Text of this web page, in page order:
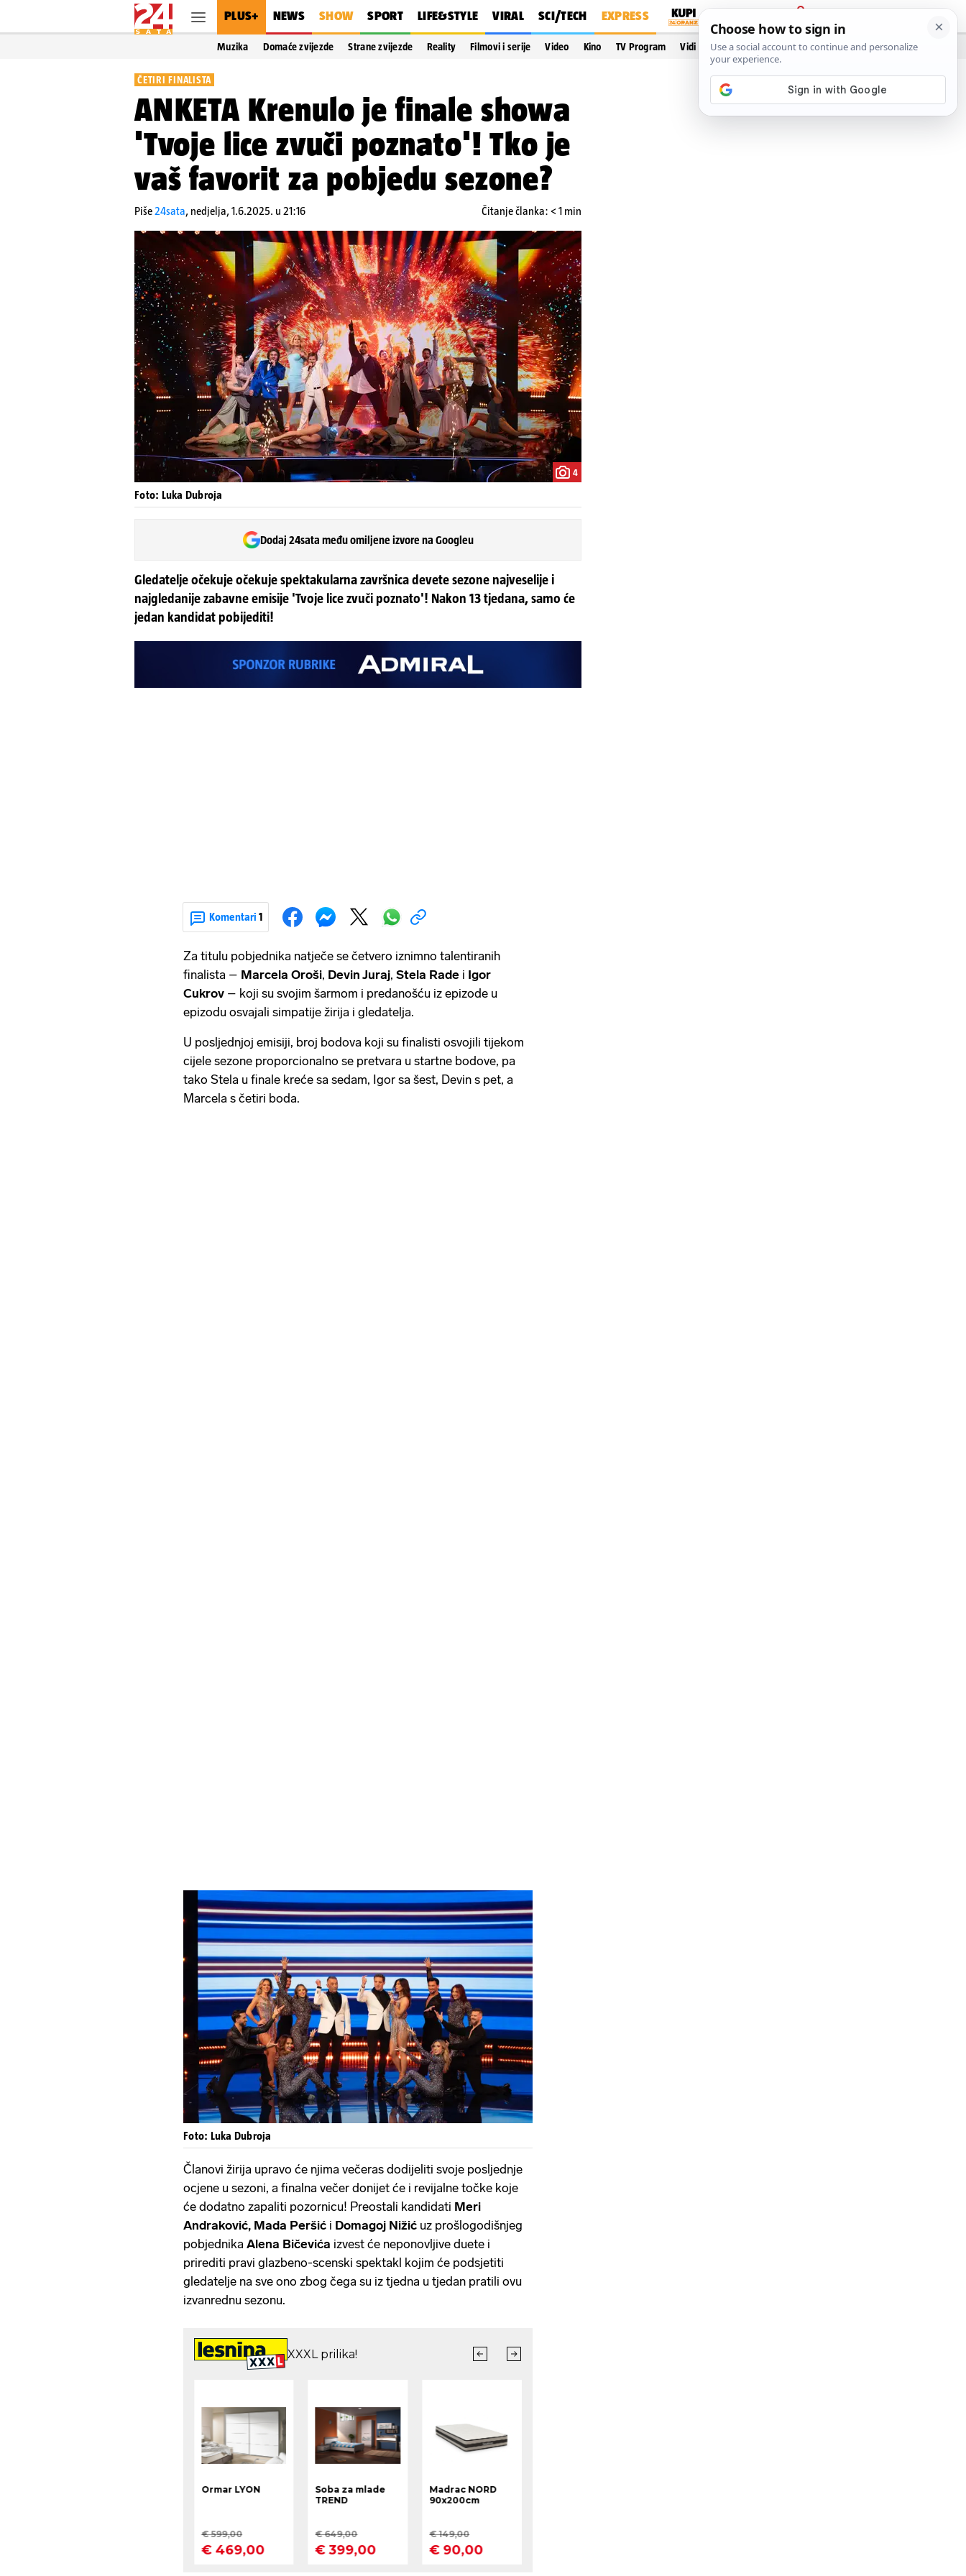
PLUS+ NEWS SHOW SPORT LIFE&STYLE VIRAL SCI/TECH EXPRESS
PRIJAVA
Muzika Domaće zvijezde Strane zvijezde Reality Filmovi i serije Video Kino TV Program Vidi još…
ČETIRI FINALISTA
ANKETA Krenulo je finale showa
'Tvoje lice zvuči poznato'! Tko je
vaš favorit za pobjedu sezone?
Piše24sata, nedjelja, 1.6.2025. u 21:16 Čitanje članka: < 1 min
4
Foto: Luka Dubroja
Dodaj 24sata među omiljene izvore na Googleu
Gledatelje očekuje očekuje spektakularna završnica devete sezone najveselije i
najgledanije zabavne emisije 'Tvoje lice zvuči poznato'! Nakon 13 tjedana, samo će
jedan kandidat pobijediti!
Komentari 1
Za titulu pobjednika natječe se četvero iznimno talentiranih
finalista – Marcela Oroši, Devin Juraj, Stela Rade i Igor
Cukrov – koji su svojim šarmom i predanošću iz epizode u
epizodu osvajali simpatije žirija i gledatelja.
U posljednjoj emisiji, broj bodova koji su finalisti osvojili tijekom
cijele sezone proporcionalno se pretvara u startne bodove, pa
tako Stela u finale kreće sa sedam, Igor sa šest, Devin s pet, a
Marcela s četiri boda.
Foto: Luka Dubroja
Članovi žirija upravo će njima večeras dodijeliti svoje posljednje
ocjene u sezoni, a finalna večer donijet će i revijalne točke koje
će dodatno zapaliti pozornicu! Preostali kandidati Meri
Andraković, Mada Peršić i Domagoj Nižić uz prošlogodišnjeg
pobjednika Alena Bičevića izvest će neponovljive duete i
prirediti pravi glazbeno-scenski spektakl kojim će podsjetiti
gledatelje na sve ono zbog čega su iz tjedna u tjedan pratili ovu
izvanrednu sezonu.